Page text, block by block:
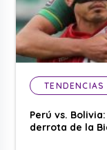
TENDENCIAS
Perú vs.
derrota de la